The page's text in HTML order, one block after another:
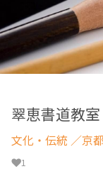
翠恵書道教室
文化・伝統 ／京
1